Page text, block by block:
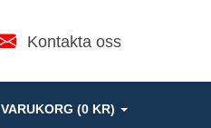
Kontakta oss
VARUKORG (0 KR)